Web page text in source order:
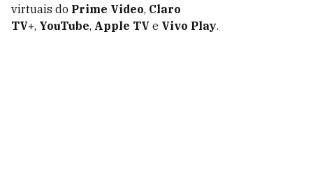
virtuais do Prime Video, Claro
TV+, YouTube, Apple TV e Vivo Play.